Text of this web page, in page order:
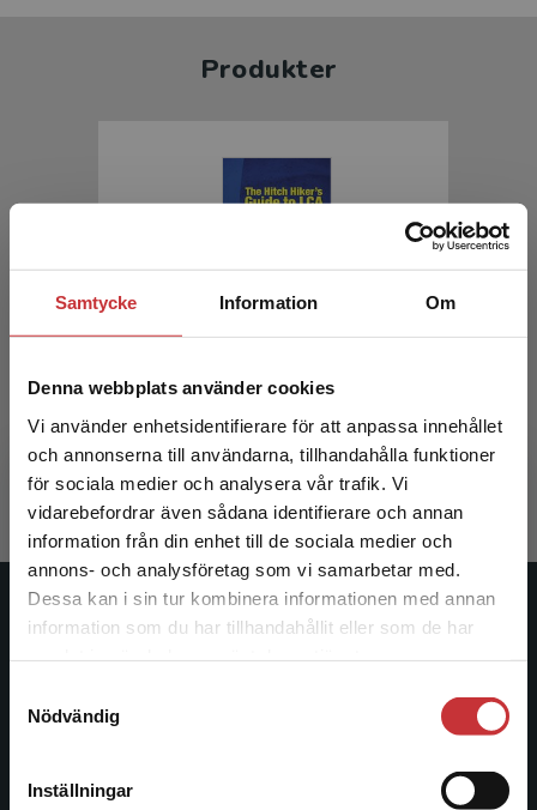
Samtycke Information Om
Denna webbplats använder cookies
Vi använder enhetsidentifierare för att anpassa innehållet
och annonserna till användarna, tillhandahålla funktioner
för sociala medier och analysera vår trafik. Vi
vidarebefordrar även sådana identifierare och annan
information från din enhet till de sociala medier och
annons- och analysföretag som vi samarbetar med.
Dessa kan i sin tur kombinera informationen med annan
information som du har tillhandahållit eller som de har
Nödvändig
Inställningar
Begränsad fraktregion
Det verkar som att du besöker
studentlitteratur.se via en enhet utanför Sverige.
Vi erbjuder inte leveranser utanför Sverige. För
att kunna slutföra ett köp måste
Produkter
Baumann, H - Tillman, A-M
560 krinkl. moms
Exkl. moms: 528 kr
Studentlitteratur
ledande utbildningsförlag. Med läromedel, kurslitteratur,
längs hela kunskapsresan.